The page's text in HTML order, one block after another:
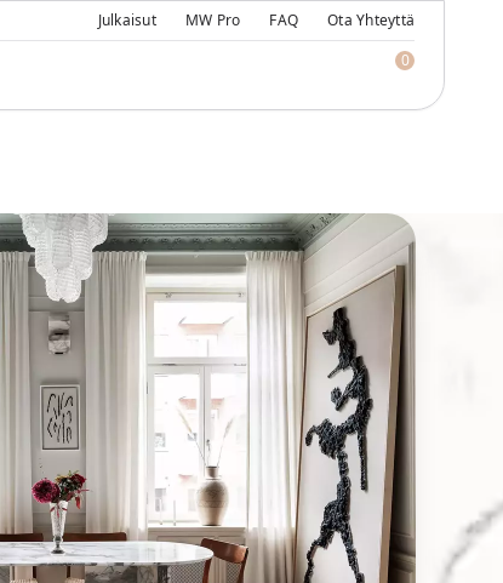
Julkaisut MW Pro FAQ Ota Yhteyttä
0